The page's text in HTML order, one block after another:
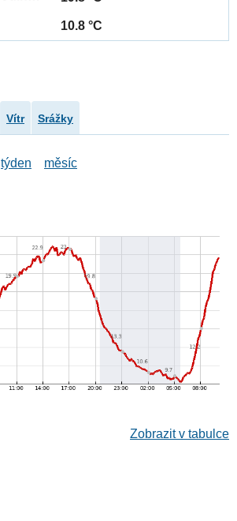
10.8 °C
Vítr Srážky
týden měsíc
Zobrazit v tabulce